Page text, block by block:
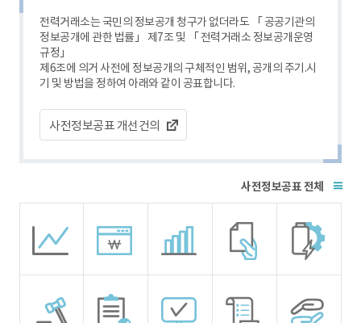
전력거래소는 국민의 정보공개 청구가 없더라도 「 공공기관의
정보공개에 관한 법률」 제7조 및 「 전력거래소 정보공개운영
규정」
제6조에 의거 사전에 정보공개의 구체적인 범위, 공개의 주기.시
기 및 방법을 정하여 아래와 같이 공표합니다.
사전정보공표 개선건의
전체